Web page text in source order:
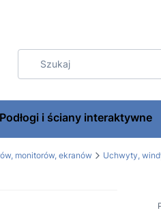
Podłogi i ściany interaktywne
monitorów, ekranów Uchwyty,